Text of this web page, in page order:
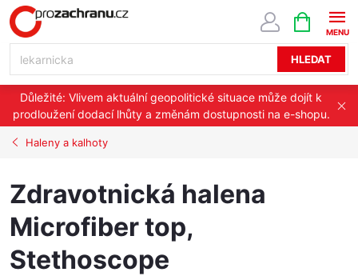
Přejít
na
HLEDAT
NÁKUPNÍ
KOŠÍK
Důležité: Vlivem aktuální geopolitické situace může dojít k
prodloužení dodací lhůty a změnám dostupnosti na e-shopu.
Haleny a kalhoty
Zdravotnická halena
Microfiber top,
Stethoscope